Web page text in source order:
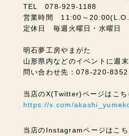
TEL 078-929-1188
営業時間 11:00～
定休日 毎週火曜日・水曜日
明石夢工房やまがた
山形県内などのイベントに週末
問い合わせ先：078-220-8352
当店のX(Twitter)ページはこち
https://x.com/
当店のInstagramページはこち